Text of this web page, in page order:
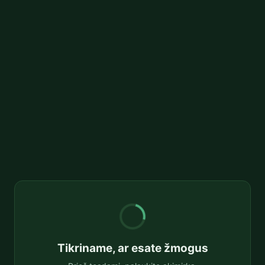
Tikriname, ar esate žmogus